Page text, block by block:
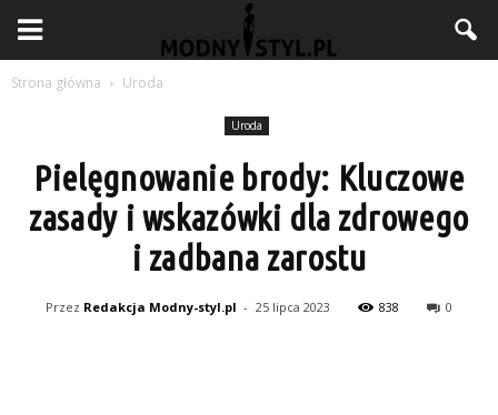
Strona główna Uroda
Uroda
Pielęgnowanie brody: Kluczowe
zasady i wskazówki dla zdrowego
i zadbana zarostu
Przez Redakcja Modny-styl.pl - 25 lipca 2023 838 0